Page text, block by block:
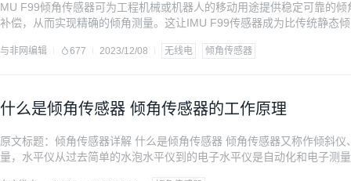
MU F99倾角传感器可为工程机械或机器人的移动用途提供稳定可靠的
补偿，从而实现精确的倾角测量。这让IMU F99传感器成为比传统静态
铲斗和农业机械吊臂等应用中，往往需要在移动过程中测量倾角值。传
与非网编辑 677 2023/12/08 无线电 倾角传感器
什么是倾角传感器 倾角传感器的工作原理
原文标题：倾角传感器详解 什么是倾角传感器 倾角传感器又称作倾斜
量，水平仪从过去简单的水泡水平仪到的电子水平仪是自动化和电子测